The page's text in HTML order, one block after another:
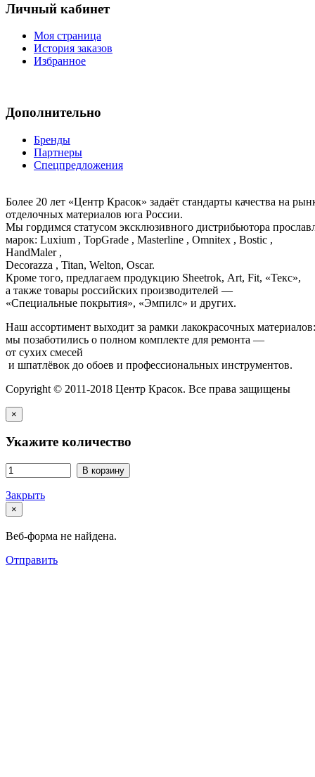
Личный кабинет
Моя страница
История заказов
Избранное
Дополнительно
Бренды
Партнеры
Спецпредложения
Более 20 лет «Центр Красок» задаёт стандарты качества на
отделочных материалов юга России.
Мы гордимся статусом эксклюзивного дистрибьютора
марок: Luxium , TopGrade , Masterline , Omnitex , Bostic ,
HandMaler ,
Decorazza , Titan, Welton, Oscar.
Кроме того, предлагаем продукцию Sheetrok, Art, Fit, «Текс»,
а также товары российских производителей —
«Специальные покрытия», «Эмпилс» и других.
Наш ассортимент выходит за рамки лакокрасочных
мы позаботились о полном комплекте для ремонта —
от сухих смесей
и шпатлёвок до обоев и профессиональных инструментов.
Copyright © 2011-2018 Центр Красок. Все права защищены
×
Укажите количество
В корзину
Закрыть
×
Веб-форма не найдена.
Отправить